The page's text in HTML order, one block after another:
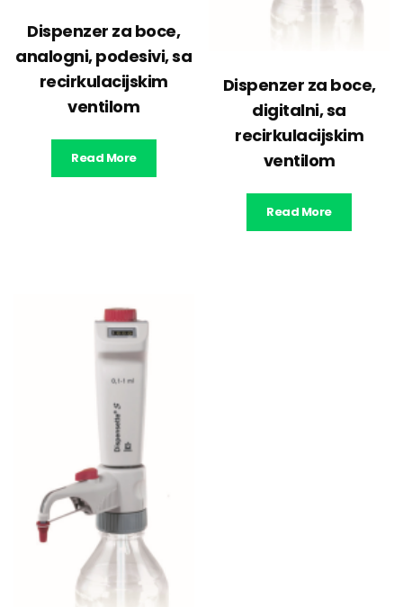
Dispenzer za boce,
analogni, podesivi, sa
recirkulacijskim
ventilom
Read More
Dispenzer za boce,
digitalni, sa
recirkulacijskim
ventilom
Read More